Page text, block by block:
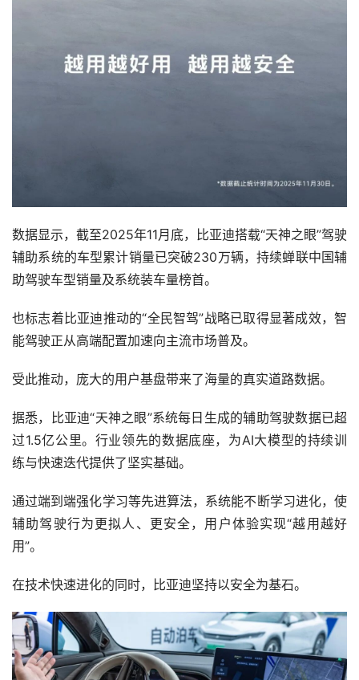
数据显示，截至2025年11月底，比亚迪搭载“天神之眼”驾驶
辅助系统的车型累计销量已突破230万辆，持续蝉联中国辅
助驾驶车型销量及系统装车量榜首。
也标志着比亚迪推动的“全民智驾”战略已取得显著成效，智
能驾驶正从高端配置加速向主流市场普及。
受此推动，庞大的用户基盘带来了海量的真实道路数据。
据悉，比亚迪“天神之眼”系统每日生成的辅助驾驶数据已超
过1.5亿公里。行业领先的数据底座，为AI大模型的持续训
练与快速迭代提供了坚实基础。
通过端到端强化学习等先进算法，系统能不断学习进化，使
辅助驾驶行为更拟人、更安全，用户体验实现“越用越好
用”。
在技术快速进化的同时，比亚迪坚持以安全为基石。